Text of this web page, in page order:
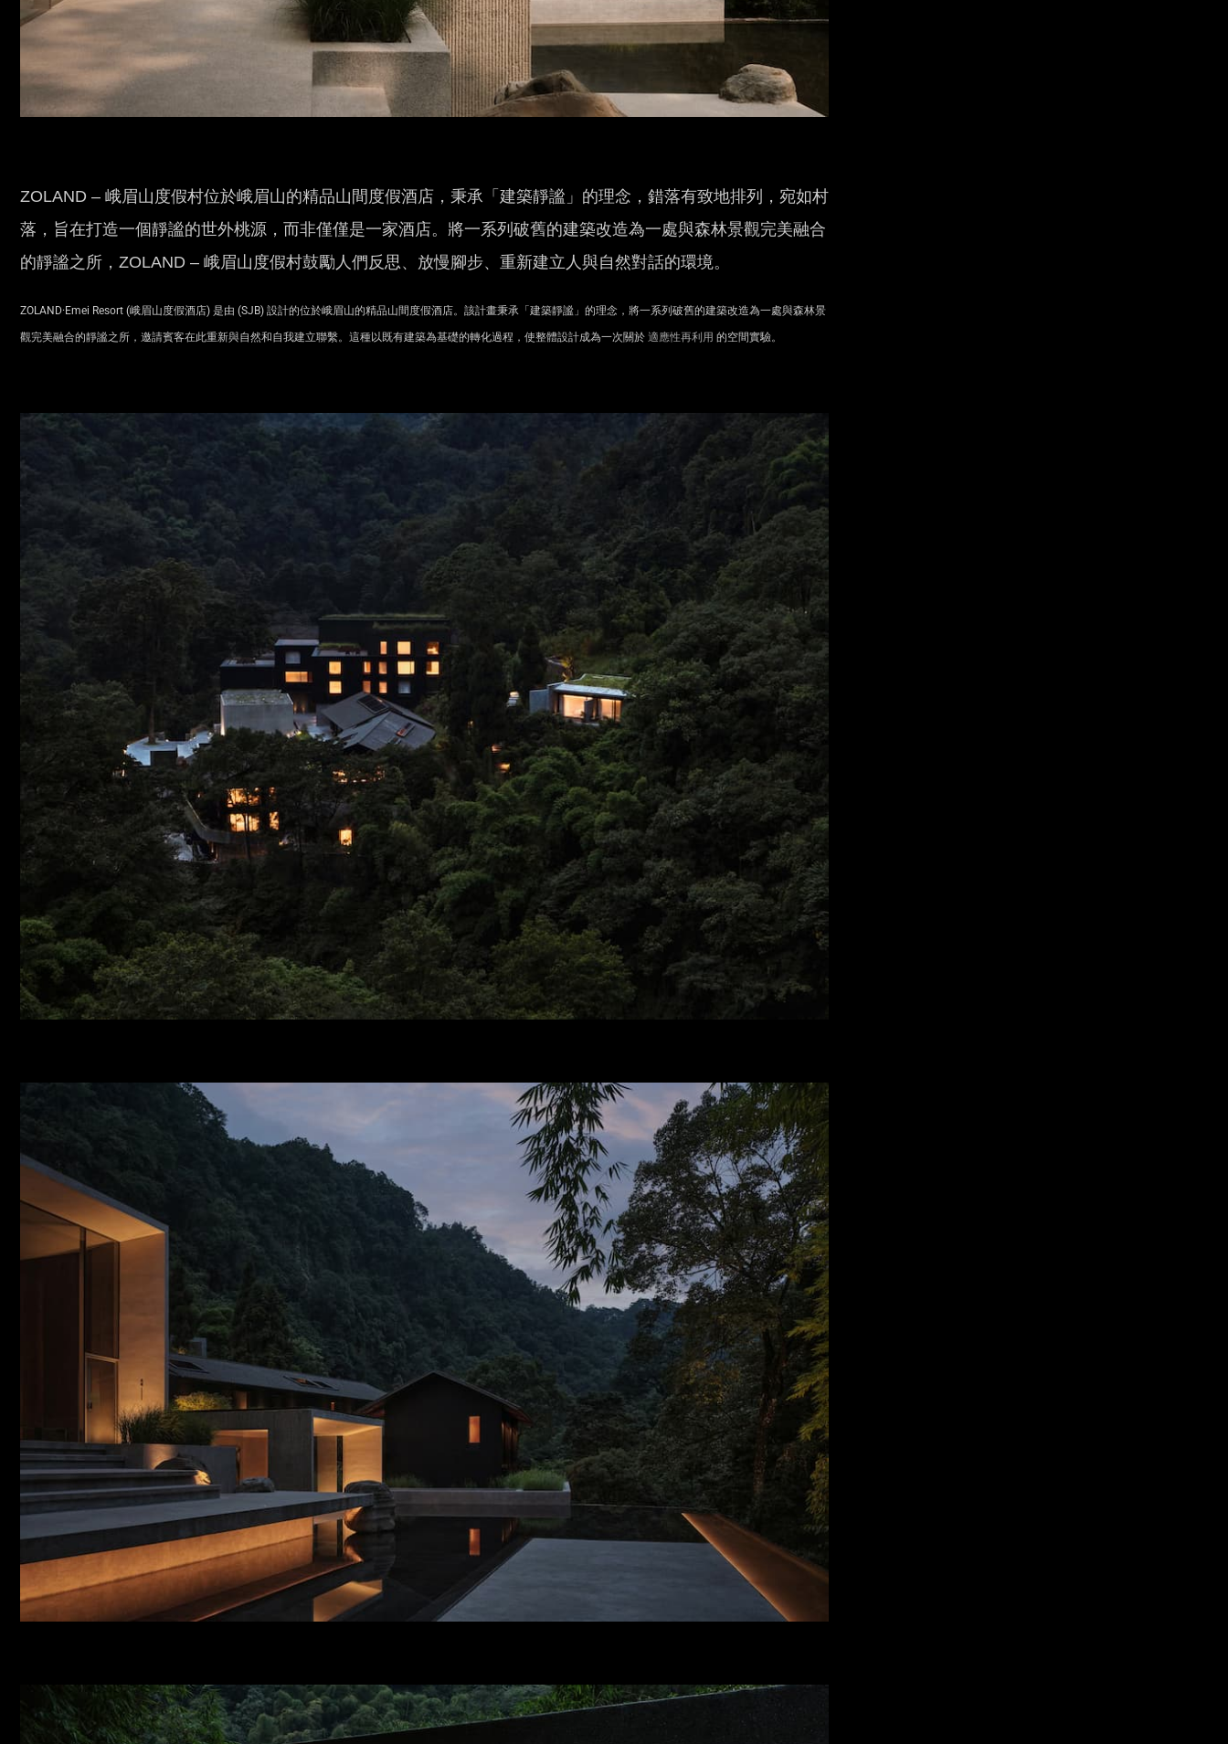
ZOLAND – 峨眉山度假村位於峨眉山的精品山間度假酒店，秉承「建築靜謐」的理念，錯落有致地排列，宛如村
落，旨在打造一個靜謐的世外桃源，而非僅僅是一家酒店。將一系列破舊的建築改造為一處與森林景觀完美融合
的靜謐之所，ZOLAND – 峨眉山度假村鼓勵人們反思、放慢腳步、重新建立人與自然對話的環境。
ZOLAND·Emei Resort (峨眉山度假酒店) 是由 (SJB) 設計的位於峨眉山的精品山間度假酒店。該計畫秉承「建築靜謐」的理念，將一系列破舊的建築改造為一處與森林景
觀完美融合的靜謐之所，邀請賓客在此重新與自然和自我建立聯繫。這種以既有建築為基礎的轉化過程，使整體設計成為一次關於 適應性再利用 的空間實驗。